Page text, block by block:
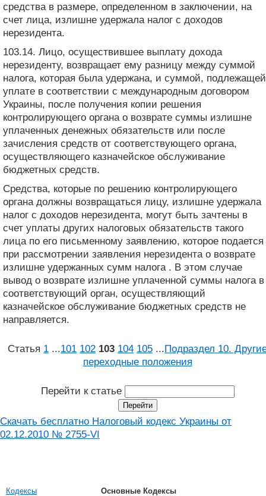
средства в размере, определенном в заключении, на
счет лица, излишне удержала налог с доходов
нерезидента.
103.14. Лицо, осуществившее выплату дохода
нерезиденту, возвращает ему разницу между суммой
налога, которая была удержана, и суммой, подлежащей
уплате в соответствии с международным договором
Украины, после получения копии решения
контролирующего органа о возврате суммы излишне
уплаченных денежных обязательств или после
зачисления средств от соответствующего органа,
осуществляющего казначейское обслуживание
бюджетных средств.
Средства, которые по решению контролирующего
органа должны возвращаться лицу, излишне удержала
налог с доходов нерезидента, могут быть зачтены в
счет уплаты других налоговых обязательств такого
лица по его письменному заявлению, которое подается
при рассмотрении заявления нерезидента о возврате
излишне удержанных сумм налога . В этом случае
вывод о возврате излишне уплаченной суммы налога в
соответствующий орган, осуществляющий
казначейское обслуживание бюджетных средств не
направляется.
Статья 1 ...101 102 103 104 105 ...Подраздел 10.
переходные положения
Перейти к статье
Скачать бесплатно Налоговый кодекс Украины от
02.12.2010 № 2755-VI
Кодексы
Основные Кодексы